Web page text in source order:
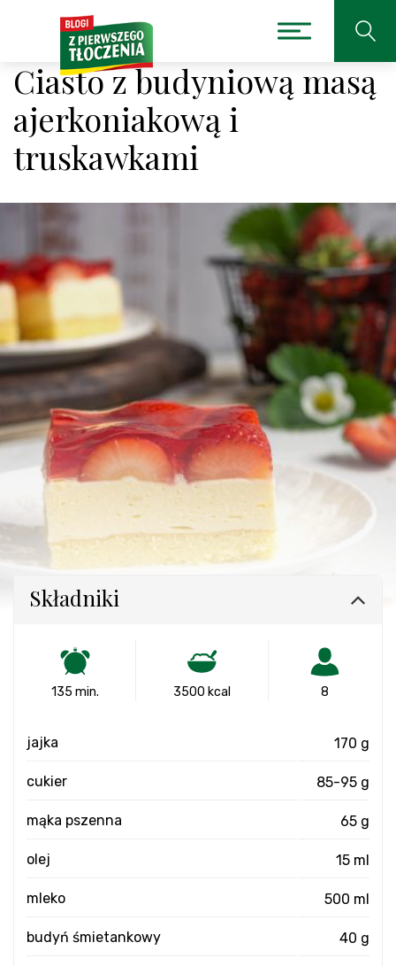
Ciasto z budyniową masą
ajerkoniakową i
truskawkami
Składniki
135 min. 3500 kcal 8
jajka 170 g
cukier 85-95 g
mąka pszenna 65 g
olej 15 ml
mleko 500 ml
budyń śmietankowy 40 g